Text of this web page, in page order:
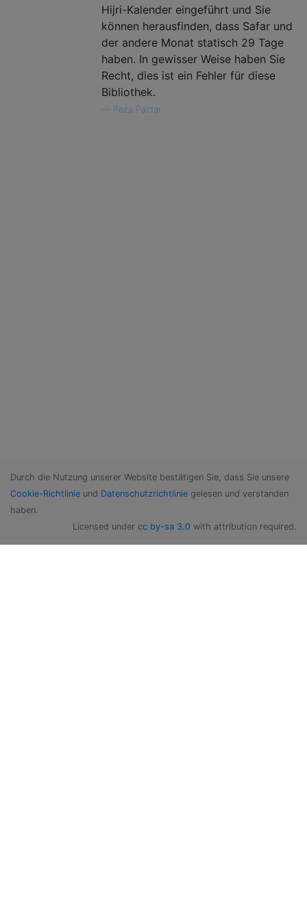
Hijri-Kalender eingeführt und Sie
können herausfinden, dass Safar und
der andere Monat statisch 29 Tage
haben. In gewisser Weise haben Sie
Recht, dies ist ein Fehler für diese
Bibliothek.
Reza Paidar
Durch die Nutzung unserer Website bestätigen Sie, dass Sie unsere
Cookie-Richtlinie und Datenschutzrichtlinie gelesen und verstanden
haben.
Licensed under cc by-sa 3.0 with attribution required.